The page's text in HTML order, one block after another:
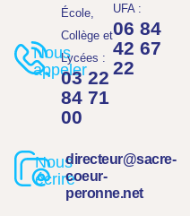
Nous
appeler
École,
Collège et
Lycées :
03 22
84 71
00
UFA :
06 84
42 67
22
Nous
écrire
directeur@sacre-
coeur-
peronne.net